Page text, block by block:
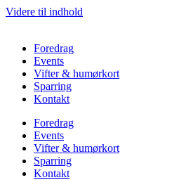
Videre til indhold
Foredrag
Events
Vifter & humørkort
Sparring
Kontakt
Foredrag
Events
Vifter & humørkort
Sparring
Kontakt